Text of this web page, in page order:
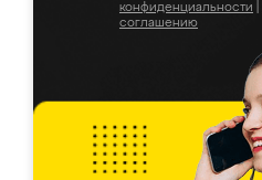
конфиденциальности
соглашению